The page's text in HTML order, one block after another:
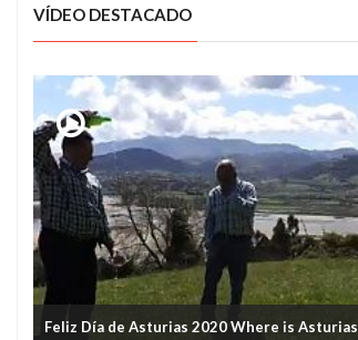
VÍDEO DESTACADO
Feliz Día de Asturias 2020 Where is Asturias